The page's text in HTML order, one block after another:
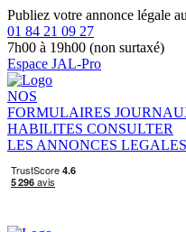
Publiez votre annonce légale
01 84 21 09 27
7h00 à 19h00 (non surtaxé)
Espace JAL-Pro
NOS
FORMULAIRES
HABILITES CONSULTER
LES ANNONCES LEGALES